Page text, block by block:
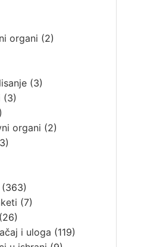
organi (2)
(3)
(3)
organi (2)
(363)
(7)
(26)
i uloga (119)